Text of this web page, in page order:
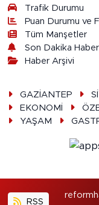
Trafik Durumu
Puan Durumu ve
Tüm Manşetler
Son Dakika
Haber Arşivi
GAZİANTEP
EKONOMİ
YAŞAM
RSS